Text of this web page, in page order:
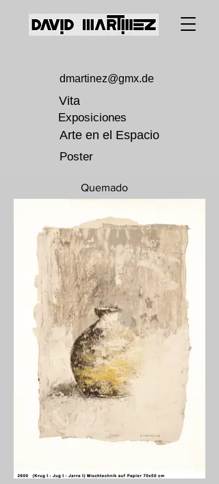
dmartinez@gmx.de
Arte en el Espacio
Vita
Exposiciones
Poster
Quemado